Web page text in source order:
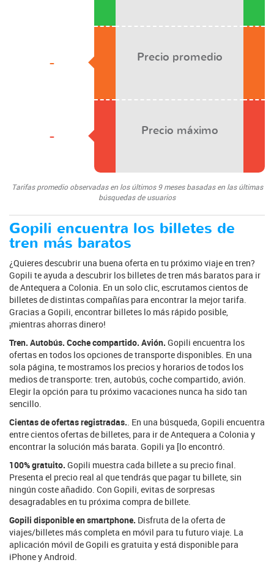
-
-
Precio promedio
Precio máximo
Tarifas promedio observadas en los últimos 9 meses basadas en las últimas
búsquedas de usuarios
Gopili encuentra los billetes de
tren más baratos
¿Quieres descubrir una buena oferta en tu próximo viaje en tren?
Gopili te ayuda a descubrir los billetes de tren más baratos para ir
de Antequera a Colonia. En un solo clic, escrutamos cientos de
billetes de distintas compañías para encontrar la mejor tarifa.
Gracias a Gopili, encontrar billetes lo más rápido posible,
¡mientras ahorras dinero!
Tren. Autobús. Coche compartido. Avión. Gopili encuentra los
ofertas en todos los opciones de transporte disponibles. En una
sola página, te mostramos los precios y horarios de todos los
medios de transporte: tren, autobús, coche compartido, avión.
Elegir la opción para tu próximo vacaciones nunca ha sido tan
sencillo.
Cientas de ofertas registradas. . En una búsqueda, Gopili encuentra
entre cientos ofertas de billetes, para ir de Antequera a Colonia y
encontrar la solución más barata. Gopili ya [lo encontró.
100% gratuito. Gopili muestra cada billete a su precio final.
Presenta el precio real al que tendrás que pagar tu billete, sin
ningún coste añadido. Con Gopili, evitas de sorpresas
desagradables en tu próxima compra de billete.
Gopili disponible en smartphone. Disfruta de la oferta de
viajes/billetes más completa en móvil para tu futuro viaje. La
aplicación móvil de Gopili es gratuita y está disponible para
iPhone y Android.